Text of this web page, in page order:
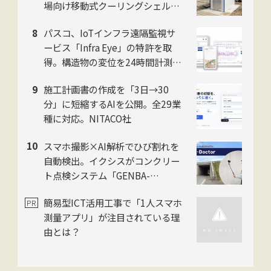
場向け移動式クーリングシェルタ
ルを提供開始
パスコ、IoTインフラ遠隔監視サ
ービス「Infra Eye」の特許を取
得。構造物の変位を24時間計測
消
施工計画書の作成を「3日→30
分」に短縮するAIを公開。全29業
種に対応。NITACO社
スマホ撮影×AI解析でひび割れを
自動検出。イクシスがコンクリー
ト点検システム「GENBA-
簡易型ICT活用工事で「1人スマホ
測量アプリ」が注目されている理
由とは？